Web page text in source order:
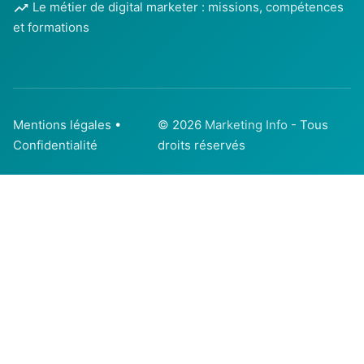
Le métier de digital marketer : missions, compétences
et formations
Mentions légales •
Confidentialité
© 2026 Marketing Info - Tous
droits réservés